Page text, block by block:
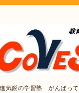
気鋭の学習塾 がんばっ